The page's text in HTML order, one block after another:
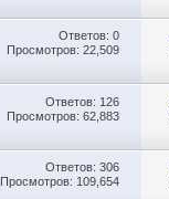
Ответов: 0
Просмотров: 22,509
Ответов: 126
Просмотров: 62,883
Ответов: 306
Просмотров: 109,654